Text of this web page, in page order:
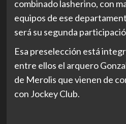
combinado lasherino, con
equipos de ese
será su segunda
Esa preselección está
entre ellos el arquero
de Merolis que vienen de
con Jockey Club.